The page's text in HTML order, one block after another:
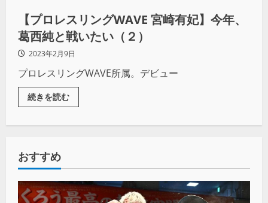
【プロレスリングWAVE 宮崎有妃】今年、
葛西純と戦いたい（２）
2023年2月9日
プロレスリングWAVE所属。デビュー
続きを読む
おすすめ